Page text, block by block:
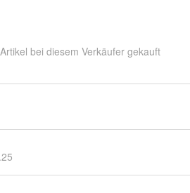
bei diesem Verkäufer gekauft